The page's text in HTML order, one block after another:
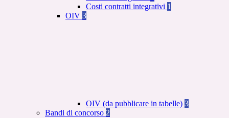
Costi contratti integrativi 1
OIV 3
OIV (da pubblicare in tabelle) 3
Bandi di concorso 2